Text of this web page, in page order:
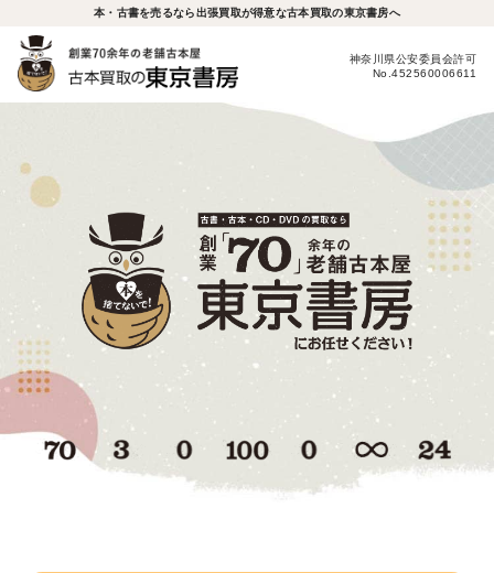
本・古書を売るなら出張買取が得意な古本買取の東京書房へ
神奈川県公安委員会許可
No.452560006611